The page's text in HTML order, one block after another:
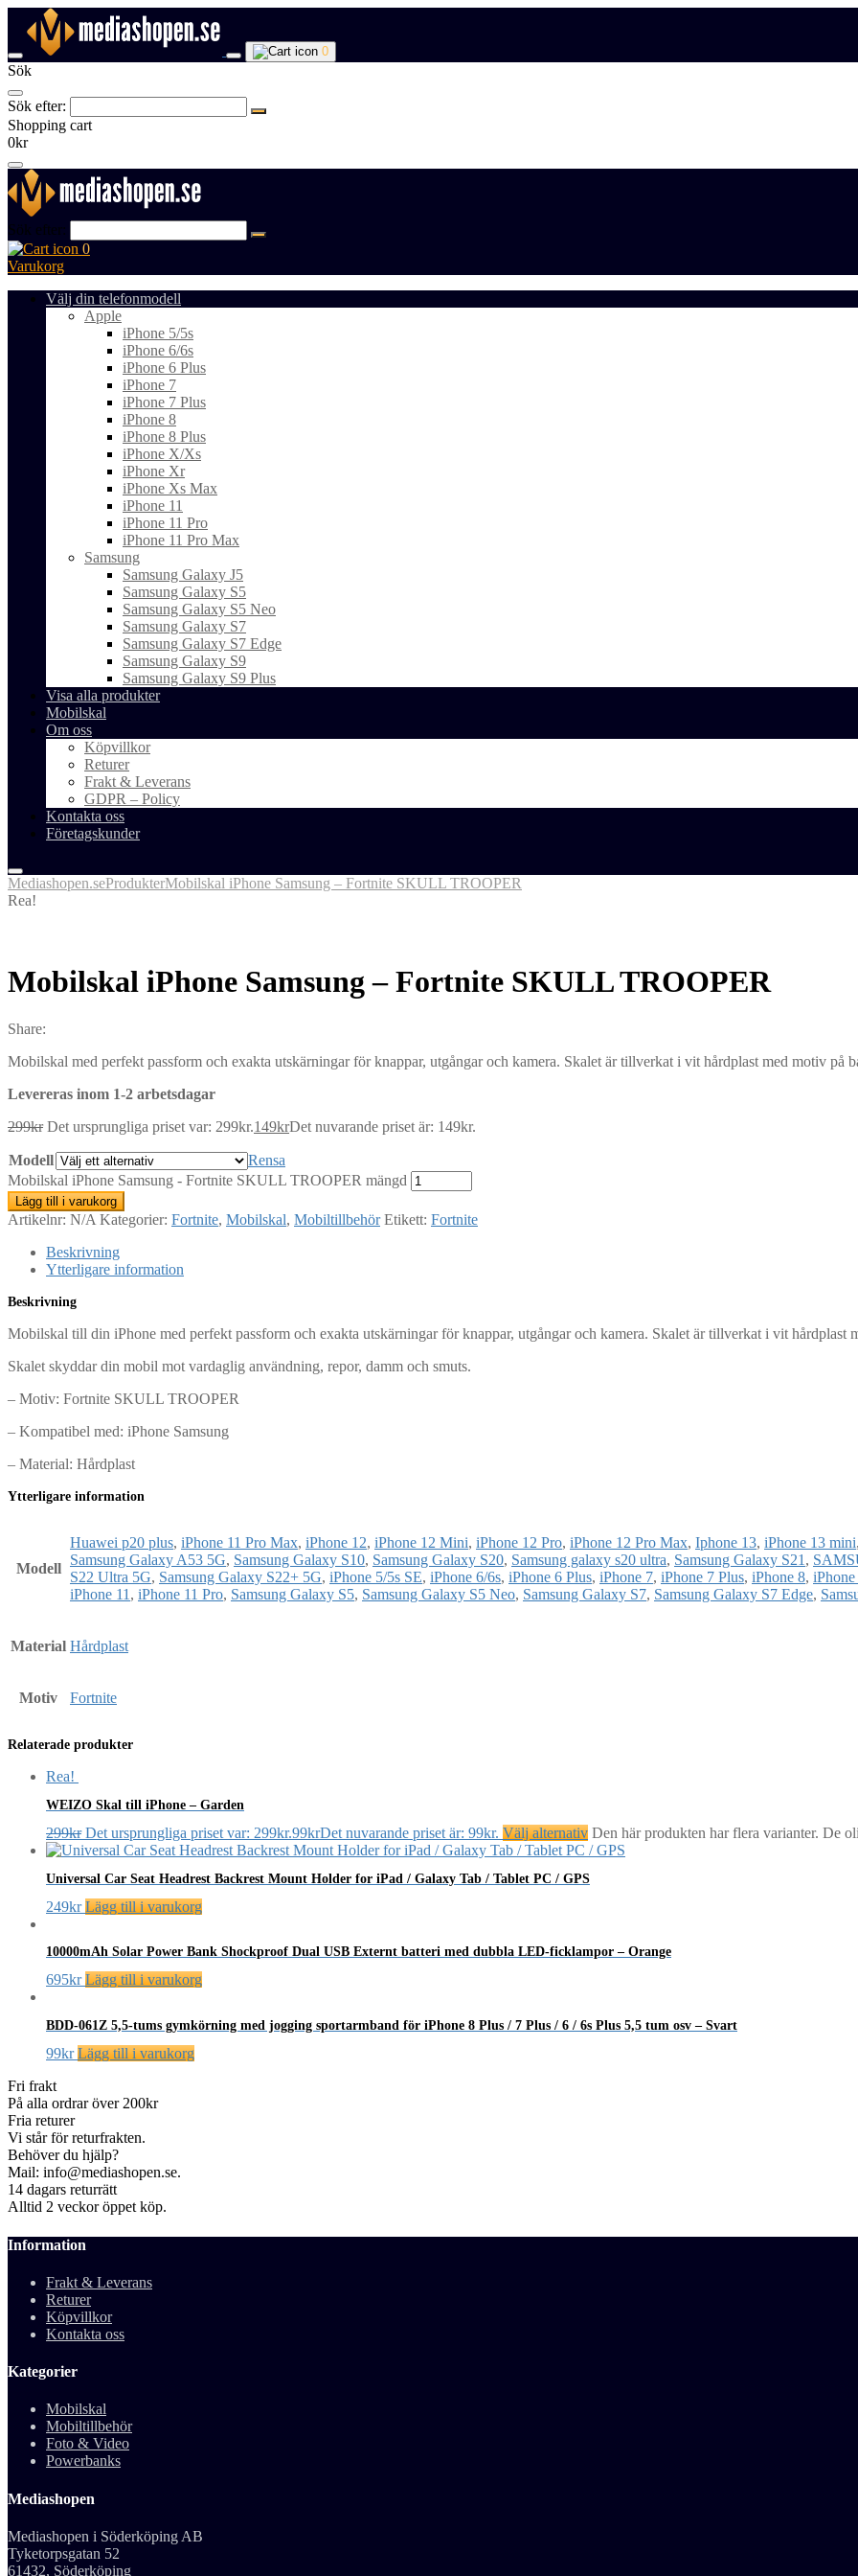
0
Sök
Sök efter:
Shopping cart
0kr
Sök efter:
0
Varukorg
Välj din telefonmodell
Apple
iPhone 5/5s
iPhone 6/6s
iPhone 6 Plus
iPhone 7
iPhone 7 Plus
iPhone 8
iPhone 8 Plus
iPhone X/Xs
iPhone Xr
iPhone Xs Max
iPhone 11
iPhone 11 Pro
iPhone 11 Pro Max
Samsung
Samsung Galaxy J5
Samsung Galaxy S5
Samsung Galaxy S5 Neo
Samsung Galaxy S7
Samsung Galaxy S7 Edge
Samsung Galaxy S9
Samsung Galaxy S9 Plus
Visa alla produkter
Mobilskal
Om oss
Köpvillkor
Returer
Frakt & Leverans
GDPR – Policy
Kontakta oss
Företagskunder
Mediashopen.seProdukterMobilskal iPhone Samsung – Fortnite SKULL TROOPER
Rea!
Mobilskal iPhone Samsung – Fortnite SKULL TROOPER
Share:
Mobilskal med perfekt passform och exakta utskärningar för knappar, utgångar och kamera. Skalet är tillverkat i vit hårdplast med motiv på
Levereras inom 1-2 arbetsdagar
299kr Det ursprungliga priset var: 299kr.149krDet nuvarande priset är: 149kr.
Modell
Rensa
Mobilskal iPhone Samsung - Fortnite SKULL TROOPER mängd
Lägg till i varukorg
Artikelnr: N/A Kategorier: Fortnite, Mobilskal, Mobiltillbehör Etikett: Fortnite
Beskrivning
Ytterligare information
Beskrivning
Mobilskal till din iPhone med perfekt passform och exakta utskärningar för knappar, utgångar och kamera. Skalet är tillverkat i vit hårdplast
Skalet skyddar din mobil mot vardaglig användning, repor, damm och smuts.
– Motiv: Fortnite SKULL TROOPER
– Kompatibel med: iPhone Samsung
– Material: Hårdplast
Ytterligare information
Modell
Huawei p20 plus, iPhone 11 Pro Max, iPhone 12, iPhone 12 Mini, iPhone 12 Pro, iPhone 12 Pro Max, Iphone 13, iPhone 13 mini,
Samsung Galaxy A53 5G, Samsung Galaxy S10, Samsung Galaxy S20, Samsung galaxy s20 ultra, Samsung Galaxy S21 ,
S22 Ultra 5G, Samsung Galaxy S22+ 5G, iPhone 5/5s SE, iPhone 6/6s, iPhone 6 Plus, iPhone 7, iPhone 7 Plus, iPhone 8,
iPhone 11 , iPhone 11 Pro, Samsung Galaxy S5, Samsung Galaxy S5 Neo, Samsung Galaxy S7, Samsung Galaxy S7 Edge,
Material Hårdplast
Motiv Fortnite
Relaterade produkter
Rea!
WEIZO Skal till iPhone – Garden
299kr Det ursprungliga priset var: 299kr.99krDet nuvarande priset är: 99kr. Välj alternativ Den här produkten har flera varianter. De
Universal Car Seat Headrest Backrest Mount Holder for iPad / Galaxy Tab / Tablet PC / GPS
249kr Lägg till i varukorg
10000mAh Solar Power Bank Shockproof Dual USB Externt batteri med dubbla LED-ficklampor – Orange
695kr Lägg till i varukorg
BDD-061Z 5,5-tums gymkörning med jogging sportarmband för iPhone 8 Plus / 7 Plus / 6 / 6s Plus 5,5 tum osv – Svart
99kr Lägg till i varukorg
Fri frakt
På alla ordrar över 200kr
Fria returer
Vi står för returfrakten.
Behöver du hjälp?
Mail: info@mediashopen.se.
14 dagars returrätt
Alltid 2 veckor öppet köp.
Information
Frakt & Leverans
Returer
Köpvillkor
Kontakta oss
Kategorier
Mobilskal
Mobiltillbehör
Foto & Video
Powerbanks
Mediashopen
Mediashopen i Söderköping AB
Tyketorpsgatan 52
61432, Söderköping